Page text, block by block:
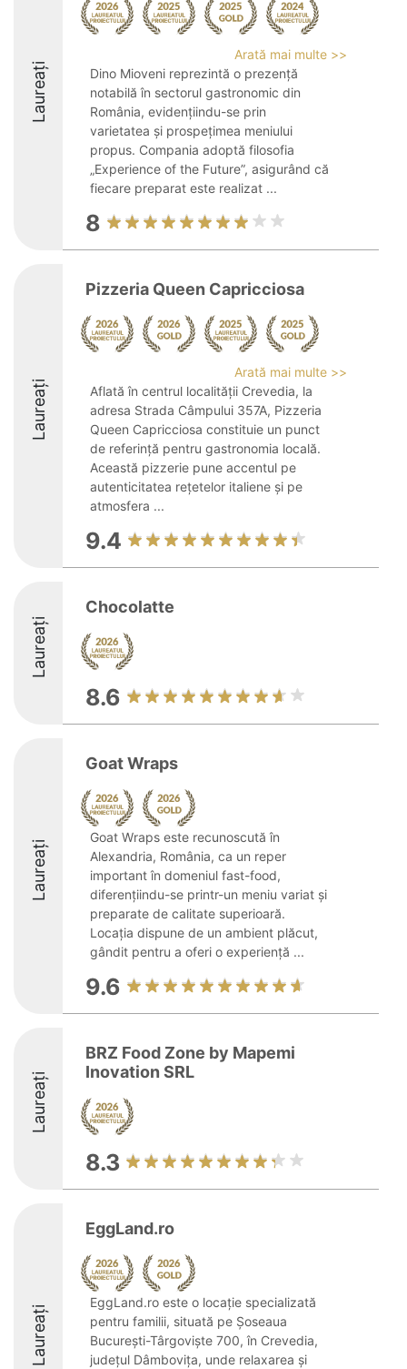
Laureați
Arată mai multe >>
Dino Mioveni reprezintă o prezență
notabilă în sectorul gastronomic din
România, evidențiindu-se prin
varietatea și prospețimea meniului
propus. Compania adoptă filosofia
„Experience of the Future”, asigurând că
fiecare preparat este realizat ...
8
Laureați
Pizzeria Queen Capricciosa
Arată mai multe >>
Aflată în centrul localității Crevedia, la
adresa Strada Câmpului 357A, Pizzeria
Queen Capricciosa constituie un punct
de referință pentru gastronomia locală.
Această pizzerie pune accentul pe
autenticitatea rețetelor italiene și pe
atmosfera ...
9.4
Laureați
Chocolatte
8.6
Laureați
Goat Wraps
Goat Wraps este recunoscută în
Alexandria, România, ca un reper
important în domeniul fast-food,
diferențiindu-se printr-un meniu variat și
preparate de calitate superioară.
Locația dispune de un ambient plăcut,
gândit pentru a oferi o experiență ...
9.6
Laureați
BRZ Food Zone by Mapemi
Inovation SRL
8.3
Laureați
EggLand.ro
EggLand.ro este o locație specializată
pentru familii, situată pe Șoseaua
București-Târgoviște 700, în Crevedia,
județul Dâmbovița, unde relaxarea și